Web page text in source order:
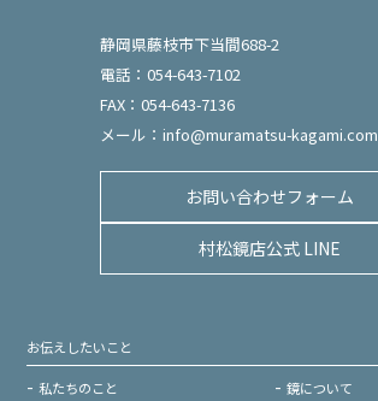
静岡県藤枝市下当間688-2
電話：054-643-7102
FAX：054-643-7136
メール： info@muramatsu-kagami.com
お問い合わせフォーム
村松鏡店公式 LINE
お伝えしたいこと
私たちのこと 鏡について